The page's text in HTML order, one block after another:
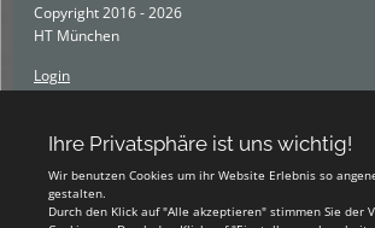
Copyright 2016 - 2026
HT München
Login
Impressum
Datenschutzerklärung
Teamsports 2